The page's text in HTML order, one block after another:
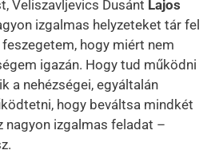
Veliszavljevics Dusánt Lajos
izgalmas helyzeteket tár fel
hogy miért nem
igazán. Hogy tud működni
a nehézségei, egyáltalán
hogy beváltsa mindkét
nagyon izgalmas feladat –